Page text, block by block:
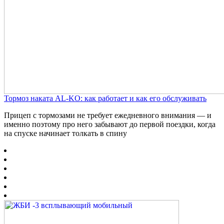
Тормоз наката AL-KO: как работает и как его обслуживать
Прицеп с тормозами не требует ежедневного внимания — и
именно поэтому про него забывают до первой поездки, когда
на спуске начинает толкать в спину